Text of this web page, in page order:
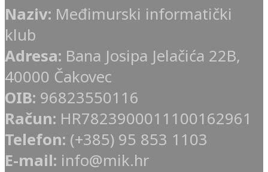
Naziv: Međimurski informatički
klub
Adresa: Bana Josipa Jelačića 22B,
40000 Čakovec
OIB: 96823550116
Račun: HR7823900011100162961
Telefon: (+385) 95 853 1103
E-mail: info@mik.hr